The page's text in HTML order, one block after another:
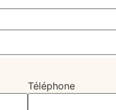
Téléphone